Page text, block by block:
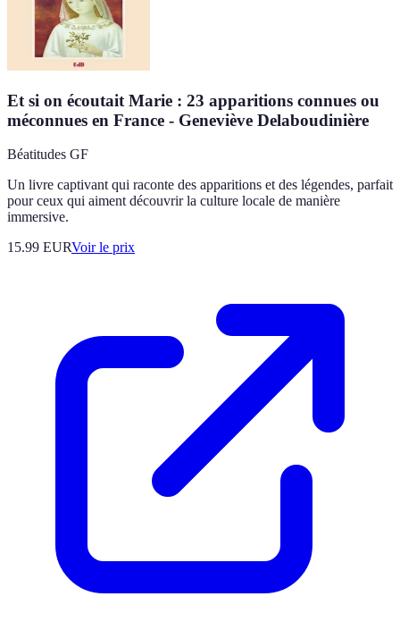
Et si on écoutait Marie : 23 apparitions connues ou
méconnues en France - Geneviève Delaboudinière
Béatitudes GF
Un livre captivant qui raconte des apparitions et des légendes, parfait
pour ceux qui aiment découvrir la culture locale de manière
immersive.
15.99 EURVoir le prix